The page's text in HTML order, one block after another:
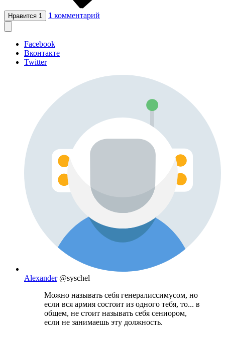
Нравится 1 1 комментарий
Facebook
Вконтакте
Twitter
Alexander @syschel
Можно называть себя генералиссимусом, но
если вся армия состоит из одного тебя, то... в
общем, не стоит называть себя сениором,
если не занимаешь эту должность.